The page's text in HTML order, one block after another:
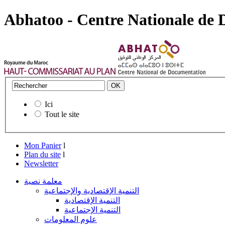
Abhatoo - Centre Nationale de
Ici
Tout le site
Mon Panier l
Plan du site l
Newsletter
معلمة نصية
التنمية الإقتصادية والإجتماعية
التنمية الإقتصادية
التنمية الإجتماعية
علوم المعلومات